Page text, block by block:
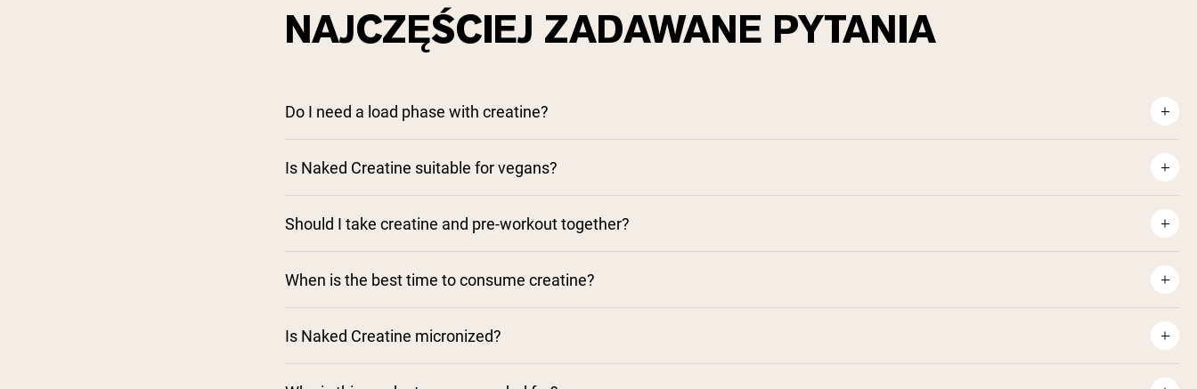
NAJCZĘŚCIEJ ZADAWANE PYTANIA
Do I need a load phase with creatine?
Is Naked Creatine suitable for vegans?
Should I take creatine and pre-workout together?
When is the best time to consume creatine?
Is Naked Creatine micronized?